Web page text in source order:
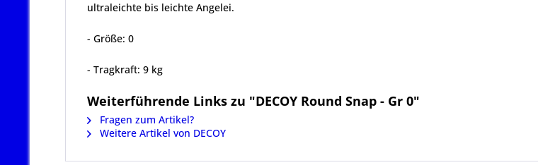
ultraleichte bis leichte Angelei.
- Größe: 0
- Tragkraft: 9 kg
Weiterführende Links zu "DECOY Round Snap - Gr 0"
Fragen zum Artikel?
Weitere Artikel von DECOY